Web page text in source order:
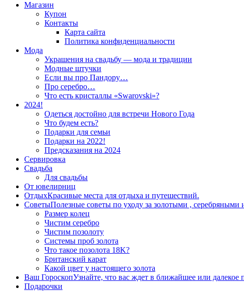
Магазин
Купон
Контакты
Карта сайта
Политика конфиденциальности
Мода
Украшения на свадьбу — мода и традиции
Модные штучки
Если вы про Пандору…
Про серебро…
Что есть кристаллы «Swarovski»?
2024!
Одеться достойно для встречи Нового Года
Что будем есть?
Подарки для семьи
Подарки на 2022!
Предсказания на 2024
Сервировка
Свадьба
Для свадьбы
От ювелирниц
ОтдыхКрасивые места для отдыха и путешествий.
СоветыПолезные советы по уходу за золотыми ,
Размер колец
Чистим серебро
Чистим позолоту
Системы проб золота
Что такое позолота 18K?
Британский карат
Какой цвет у настоящего золота
Ваш ГороскопУзнайте, что вас ждет в ближайшее или
Подарочки